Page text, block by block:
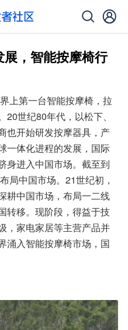
，智能按摩椅行
上第一台智能按摩椅，拉
世纪80年代，以松下、
也开始研发按摩器具，产
一体化进程的发展，国际
身进入中国市场。截至到
局中国市场。21世纪初，
耕中国市场，布局一二线
转移。现阶段，得益于技
，家电家居等主营产品并
涌入智能按摩椅市场，国